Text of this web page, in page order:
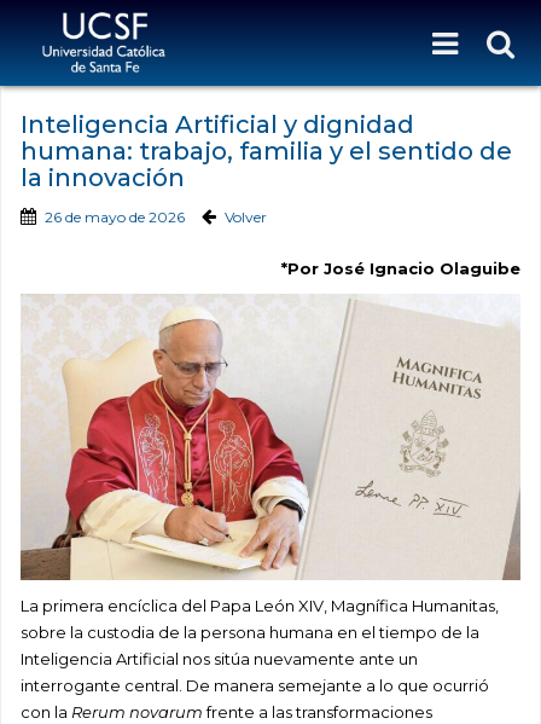
Inteligencia Artificial y dignidad
humana: trabajo, familia y el sentido de
la innovación
26 de mayo de 2026 Volver
*Por José Ignacio Olaguibe
La primera encíclica del Papa León XIV, Magnífica Humanitas,
sobre la custodia de la persona humana en el tiempo de la
Inteligencia Artificial nos sitúa nuevamente ante un
interrogante central. De manera semejante a lo que ocurrió
con la Rerum novarumfrente a las transformaciones